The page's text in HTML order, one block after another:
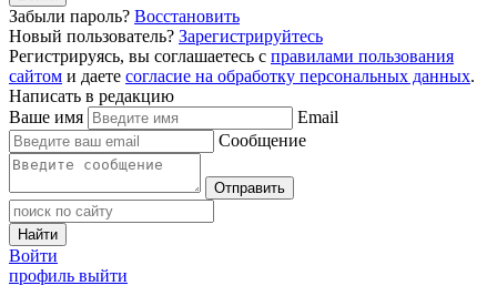
Забыли пароль? Восстановить
Новый пользователь? Зарегистрируйтесь
Регистрируясь, вы соглашаетесь с правилами пользования
сайтом и даете согласие на обработку персональных данных.
Написать в редакцию
Ваше имя
Email
Сообщение
Отправить
Найти
Войти
профиль выйти